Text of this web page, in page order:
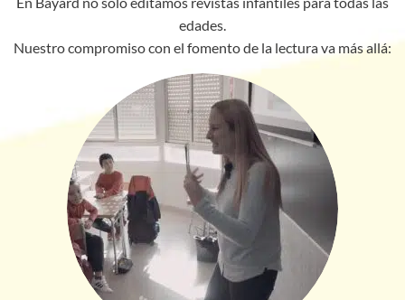
edades.
Nuestro compromiso con el fomento de la lectura va más allá: